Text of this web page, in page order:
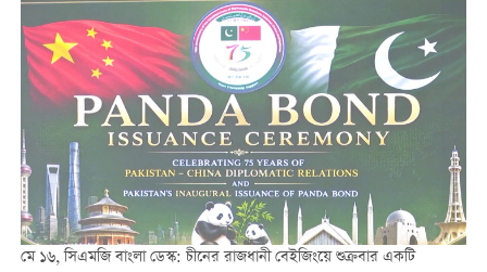
মে ১৬, সিএমজি বাংলা ডেস্ক: চীনের রাজধানী বেইজিংয়ে শুক্রবার একটি